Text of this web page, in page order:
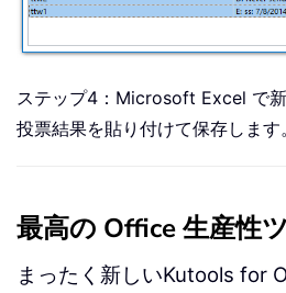
ステップ4：Microsoft Excel で新
投票結果を貼り付けて保存します。
最高の Office 生産性
まったく新しいKutools for